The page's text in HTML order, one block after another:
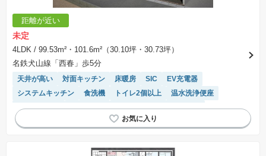
距離が近い
未定
4LDK / 99.53m²・101.6m²（30.10坪・30.73坪）
名鉄犬山線「西春」歩5分
天井が高い 対面キッチン 床暖房 SIC
EV充電器
システムキッチン
食洗機 トイレ2個以上
温水洗浄便座
長期優良住宅
浴室乾燥機
モニター付きインターホン